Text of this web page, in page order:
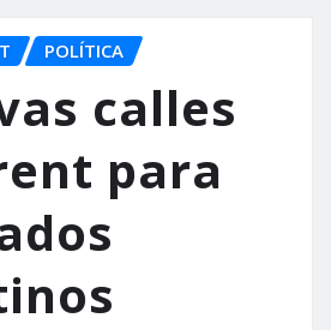
POLÍTICA
calles
para